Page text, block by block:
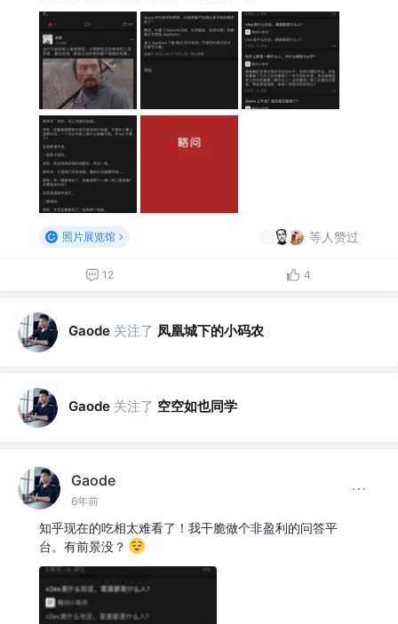
照片展览馆 等人赞过
12 4
Gaode 关注了 凤凰城下的小码农
Gaode 关注了 空空如也同学
Gaode
6年前
知乎现在的吃相太难看了！我干脆做个非盈利的问答平
台。有前景没？